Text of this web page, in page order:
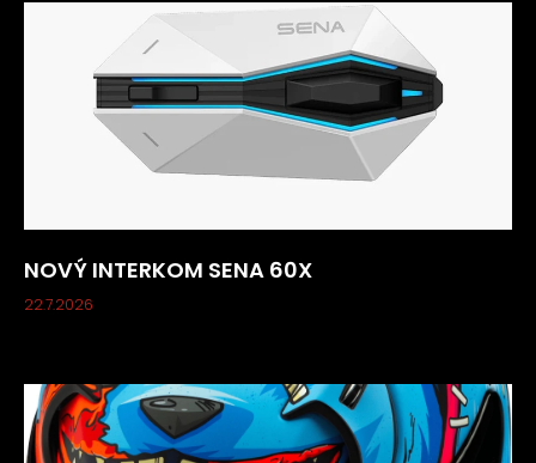
NOVÝ INTERKOM SENA 60X
22.7.2026